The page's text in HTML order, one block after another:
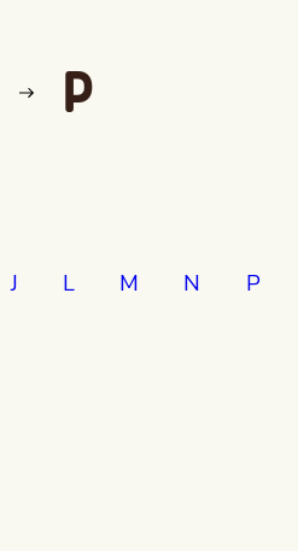
P
J L M N P